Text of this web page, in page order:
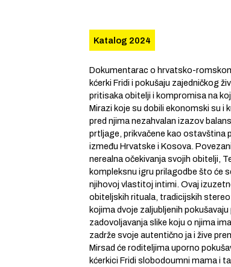
Katalog 2024
Dokumentarac o hrvatsko-
kćerki Fridi i pokušaju zajedničkog
pritisaka obitelji i kompromisa na
Mirazi koje su dobili ekonomski su i
pred njima nezahvalan izazov
prtljage, prikvačene kao ostavština
između Hrvatske i Kosova.
nerealna očekivanja svojih obitelji,
kompleksnu igru prilagodbe što će
njihovoj vlastitoj intimi. Ovaj
obiteljskih rituala, tradicijskih
kojima dvoje zaljubljenih
zadovoljavanja slike koju o njima
zadrže svoje autentično ja i žive
Mirsad će roditeljima uporno
kćerkici Fridi slobodoumni mama i